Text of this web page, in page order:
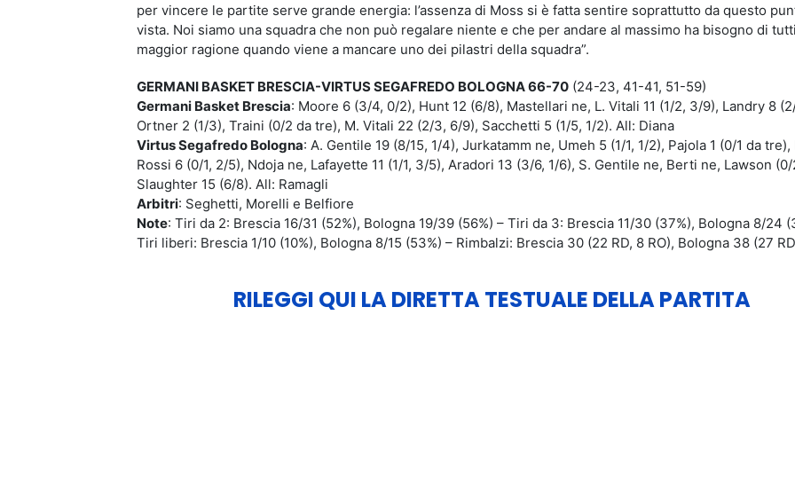
per vincere le partite serve grande energia: l’assenza di Moss si è fatta sentire soprattutto da questo
vista. Noi siamo una squadra che non può regalare niente e che per andare al massimo ha bisogno di
maggior ragione quando viene a mancare uno dei pilastri della squadra”.
GERMANI BASKET BRESCIA-VIRTUS SEGAFREDO BOLOGNA 66-70 (24-23, 41-41, 51-59)
Germani Basket Brescia: Moore 6 (3/4, 0/2), Hunt 12 (6/8), Mastellari ne, L. Vitali 11 (1/2, 3/9), Landry 8
Ortner 2 (1/3), Traini (0/2 da tre), M. Vitali 22 (2/3, 6/9), Sacchetti 5 (1/5, 1/2). All: Diana
Virtus Segafredo Bologna: A. Gentile 19 (8/15, 1/4), Jurkatamm ne, Umeh 5 (1/1, 1/2), Pajola 1 (0/1 da tre),
Rossi 6 (0/1, 2/5), Ndoja ne, Lafayette 11 (1/1, 3/5), Aradori 13 (3/6, 1/6), S. Gentile ne, Berti ne, Lawson (0/
Slaughter 15 (6/8). All: Ramagli
Arbitri: Seghetti, Morelli e Belfiore
Note: Tiri da 2: Brescia 16/31 (52%), Bologna 19/39 (56%) – Tiri da 3: Brescia 11/30 (37%), Bologna 8/24
Tiri liberi: Brescia 1/10 (10%), Bologna 8/15 (53%) – Rimbalzi: Brescia 30 (22 RD, 8 RO), Bologna 38 (27
RILEGGI QUI LA DIRETTA TESTUALE DELLA PARTITA